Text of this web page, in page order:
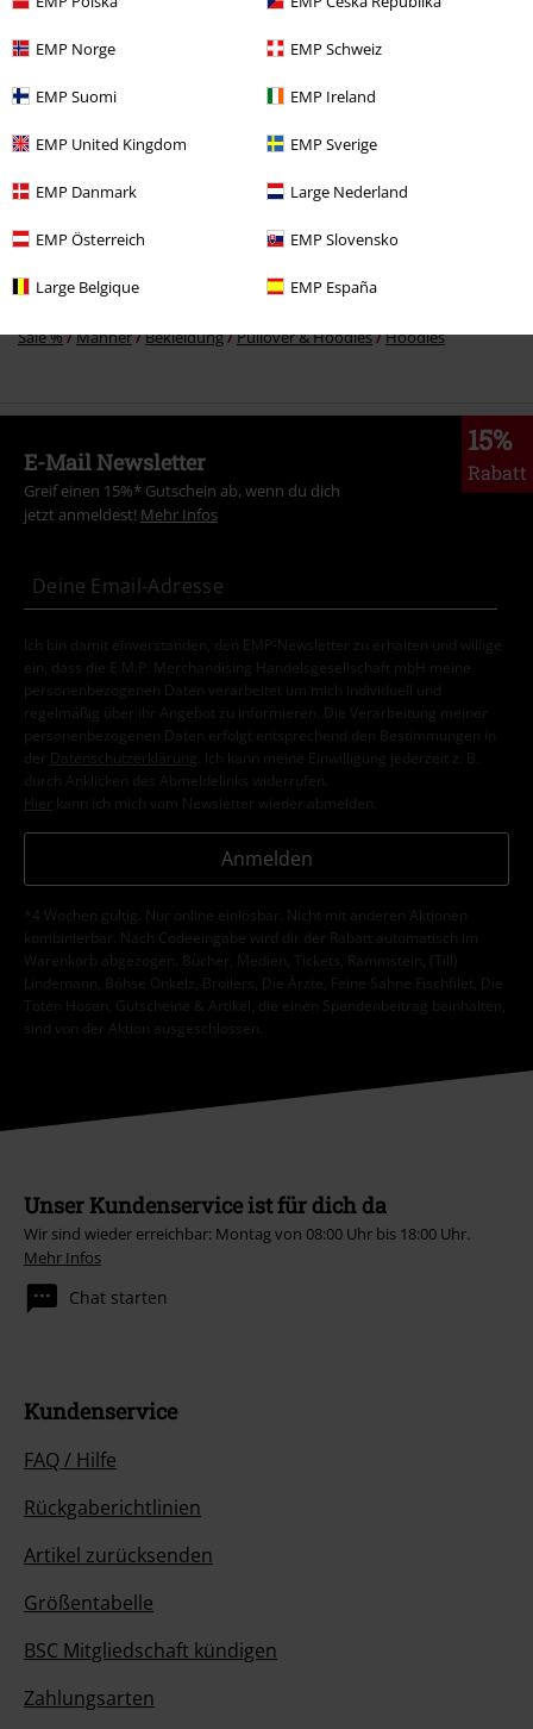
EMP Norge EMP Schweiz
EMP Suomi EMP Ireland
EMP United Kingdom EMP Sverige
EMP Danmark Large Nederland
EMP Österreich EMP Slovensko
Large Belgique EMP España
Mehr Kategorien. Mehr Möglichkeiten.
Filme & Serien Bekleidung Pullover & Hoodies Hoodies
Neu Bekleidung Hoodies & Sweater Hoodies
Sale % Filme & Serien
Sale % Bekleidung Hoodies & Sweater Hooded Sweaters
Sale % Männer Bekleidung Pullover & Hoodies Hoodies
15%
Rabatt
E-Mail Newsletter
Greif einen 15%* Gutschein ab, wenn du dich
jetzt anmeldest! Mehr Infos
Ich bin damit einverstanden, den EMP-Newsletter zu erhalten und willige
ein, dass die E.M.P. Merchandising Handelsgesellschaft mbH meine
personenbezogenen Daten verarbeitet um mich individuell und
regelmäßig über ihr Angebot zu informieren. Die Verarbeitung meiner
personenbezogenen Daten erfolgt entsprechend den Bestimmungen in
der
Datenschutzerklärung
. Ich kann meine Einwilligung jederzeit z. B.
durch Anklicken des Abmeldelinks widerrufen.
Hier kann ich mich vom Newsletter wieder abmelden.
Anmelden
*4 Wochen gültig. Nur online einlösbar. Nicht mit anderen Aktionen
kombinierbar. Nach Codeeingabe wird dir der Rabatt automatisch im
Warenkorb abgezogen. Bücher, Medien, Tickets, Rammstein, (Till)
Lindemann, Böhse Onkelz, Broilers, Die Ärzte, Feine Sahne Fischfilet, Die
Toten Hosen, Gutscheine & Artikel, die einen Spendenbeitrag beinhalten,
sind von der Aktion ausgeschlossen.
Unser Kundenservice ist für dich da
Wir sind wieder erreichbar: Montag von 08:00 Uhr bis 18:00 Uhr.
Mehr Infos
Chat starten
Kundenservice
FAQ / Hilfe
Rückgaberichtlinien
Artikel zurücksenden
Größentabelle
BSC Mitgliedschaft kündigen
Zahlungsarten